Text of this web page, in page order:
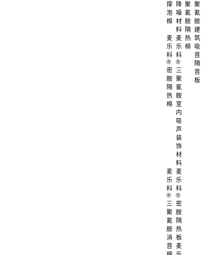
撑
泡
棉
降
噪
材
料
麦
乐
科
®
密
胺
隔
热
棉
麦
乐
科
®
三
聚
氰
胺
室
内
吸
声
装
饰
材
料
麦
乐
科
®
三
聚
氰
胺
消
音
麦
乐
科
®
密
胺
隔
热
板
麦
聚
氰
胺
隔
热
棉
聚
氰
胺
建
筑
吸
音
隔
音
板